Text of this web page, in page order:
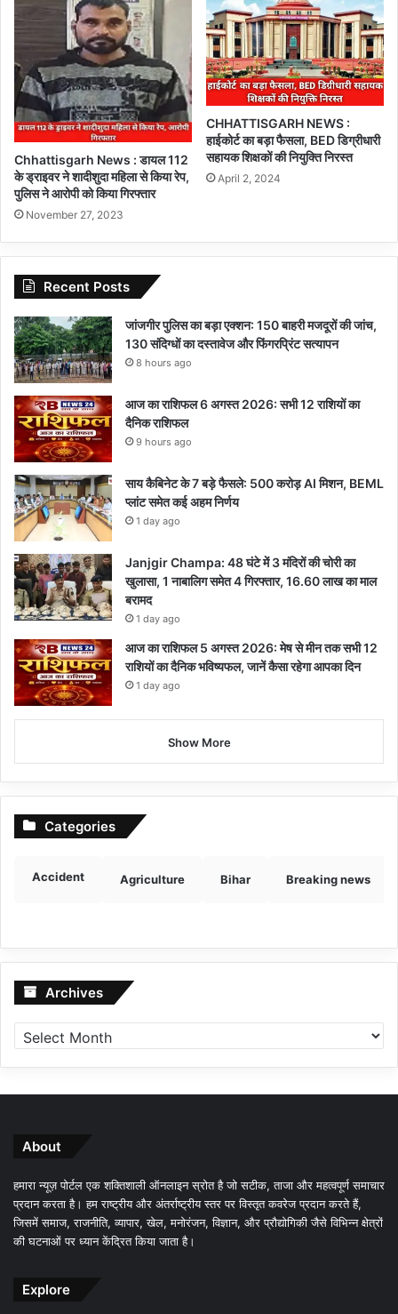
Chhattisgarh News : डायल 112
के ड्राइवर ने शादीशुदा महिला से किया रेप,
पुलिस ने आरोपी को किया गिरफ्तार
November 27, 2023
CHHATTISGARH NEWS :
हाईकोर्ट का बड़ा फैसला, BED डिग्रीधारी
सहायक शिक्षकों की नियुक्ति निरस्त
April 2, 2024
Recent Posts
जांजगीर पुलिस का बड़ा एक्शन: 150 बाहरी मजदूरों की जांच,
130 संदिग्धों का दस्तावेज और फिंगरप्रिंट सत्यापन
8 hours ago
आज का राशिफल 6 अगस्त 2026: सभी 12 राशियों का
दैनिक राशिफल
9 hours ago
साय कैबिनेट के 7 बड़े फैसले: 500 करोड़ AI मिशन, BEML
प्लांट समेत कई अहम निर्णय
1 day ago
Janjgir Champa: 48 घंटे में 3 मंदिरों की चोरी का
खुलासा, 1 नाबालिग समेत 4 गिरफ्तार, 16.60 लाख का माल
बरामद
1 day ago
आज का राशिफल 5 अगस्त 2026: मेष से मीन तक सभी 12
राशियों का दैनिक भविष्यफल, जानें कैसा रहेगा आपका दिन
1 day ago
Show More
Categories
Accident Agriculture Bihar Breaking news
Archives Archives
About
हमारा न्यूज़ पोर्टल एक शक्तिशाली ऑनलाइन स्रोत है जो सटीक, ताजा और महत्वपूर्ण समाचार
प्रदान करता है। हम राष्ट्रीय और अंतर्राष्ट्रीय स्तर पर विस्तृत कवरेज प्रदान करते हैं,
जिसमें समाज, राजनीति, व्यापार, खेल, मनोरंजन, विज्ञान, और प्रौद्योगिकी जैसे विभिन्न क्षेत्रों
की घटनाओं पर ध्यान केंद्रित किया जाता है।
Explore